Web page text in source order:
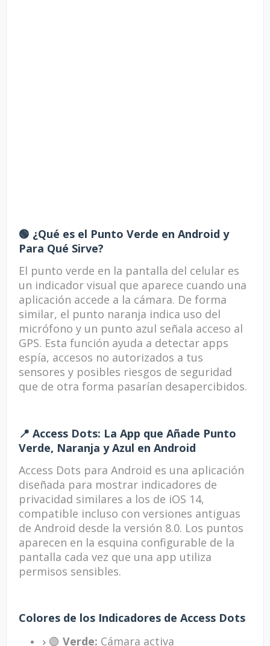
🟢 ¿Qué es el Punto Verde en Android y
Para Qué Sirve?
El punto verde en la pantalla del celular es
un indicador visual que aparece cuando una
aplicación accede a la cámara. De forma
similar, el punto naranja indica uso del
micrófono y un punto azul señala acceso al
GPS. Esta función ayuda a detectar apps
espía, accesos no autorizados a tus
sensores y posibles riesgos de seguridad
que de otra forma pasarían desapercibidos.
📍 Access Dots: La App que Añade Punto
Verde, Naranja y Azul en Android
Access Dots para Android es una aplicación
diseñada para mostrar indicadores de
privacidad similares a los de iOS 14,
compatible incluso con versiones antiguas
de Android desde la versión 8.0. Los puntos
aparecen en la esquina configurable de la
pantalla cada vez que una app utiliza
permisos sensibles.
Colores de los Indicadores de Access Dots
🟢 Verde: Cámara activa